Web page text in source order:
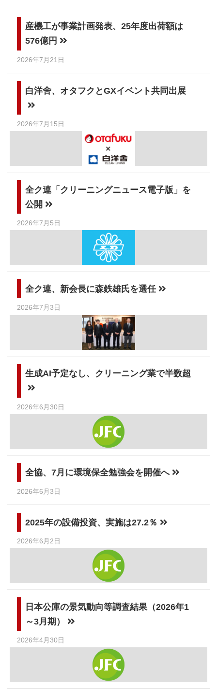
産機工が事業計画発表、25年度出荷額は
576億円
2026年7月21日
白洋舍、オタフクとGXイベント共同出展
2026年7月15日
全ク連「クリーニングニュース電子版」を
公開
2026年7月5日
全ク連、新会長に森鉄雄氏を選任
2026年7月3日
生成AI予定なし、クリーニング業で半数超
2026年6月30日
全協、7月に環境保全勉強会を開催へ
2026年6月3日
2025年の設備投資、実施は27.2％
2026年6月2日
日本公庫の景気動向等調査結果（2026年1
～3月期）
2026年4月30日